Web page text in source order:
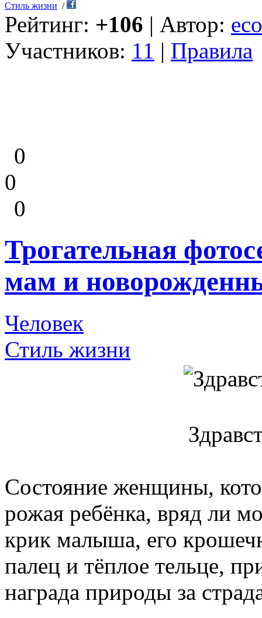
Стиль жизни /
Рейтинг: +106 | Автор:
Участников: 11 | Правила
0
0
0
Трогательная
мам и
Человек
Стиль жизни
Состояние женщины,
рожая ребёнка, вряд ли
крик малыша, его
палец и тёплое тельце,
награда природы за